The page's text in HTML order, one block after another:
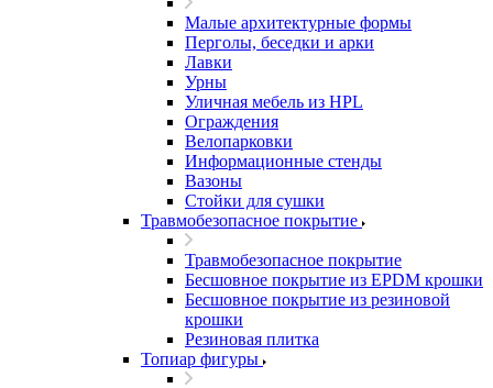
Малые архитектурные формы
Перголы, беседки и арки
Лавки
Урны
Уличная мебель из HPL
Ограждения
Велопарковки
Информационные стенды
Вазоны
Стойки для сушки
Травмобезопасное покрытие
Травмобезопасное покрытие
Бесшовное покрытие из EPDM крошки
Бесшовное покрытие из резиновой
крошки
Резиновая плитка
Топиар фигуры